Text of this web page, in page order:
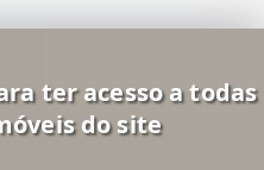
ter acesso a todas
do site